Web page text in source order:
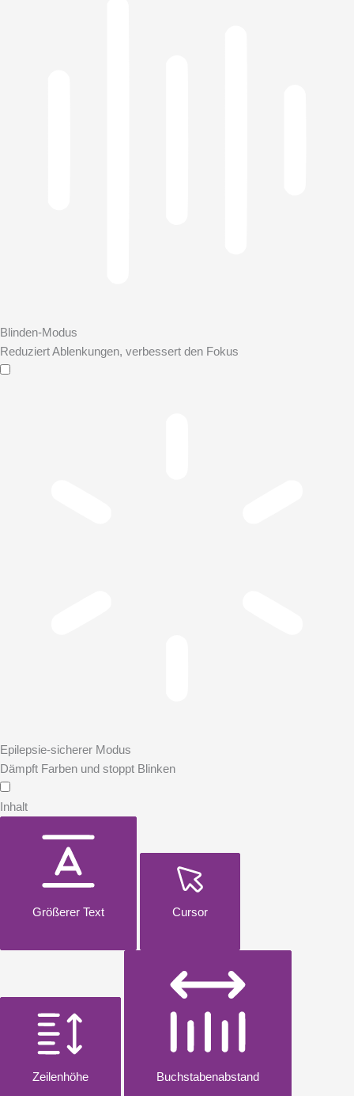
Blinden-Modus
Reduziert Ablenkungen, verbessert den Fokus
Epilepsie-sicherer Modus
Dämpft Farben und stoppt Blinken
Inhalt
Größerer Text Cursor
Zeilenhöhe Buchstabenabstand